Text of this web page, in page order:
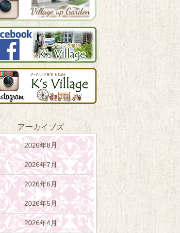
アーカイブズ
2026年8月
2026年7月
2026年6月
2026年5月
2026年4月